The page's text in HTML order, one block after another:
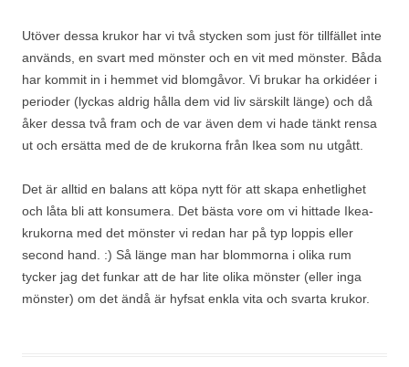
Utöver dessa krukor har vi två stycken som just för tillfället inte
används, en svart med mönster och en vit med mönster. Båda
har kommit in i hemmet vid blomgåvor. Vi brukar ha orkidéer i
perioder (lyckas aldrig hålla dem vid liv särskilt länge) och då
åker dessa två fram och de var även dem vi hade tänkt rensa
ut och ersätta med de de krukorna från Ikea som nu utgått.
Det är alltid en balans att köpa nytt för att skapa enhetlighet
och låta bli att konsumera. Det bästa vore om vi hittade Ikea-
krukorna med det mönster vi redan har på typ loppis eller
second hand. :) Så länge man har blommorna i olika rum
tycker jag det funkar att de har lite olika mönster (eller inga
mönster) om det ändå är hyfsat enkla vita och svarta krukor.